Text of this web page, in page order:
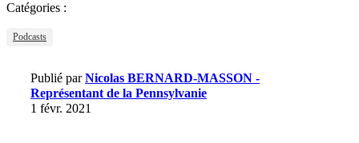
Catégories :
Podcasts
Publié parNicolas BERNARD-MASSON -
Représentant de la Pennsylvanie
1 févr. 2021